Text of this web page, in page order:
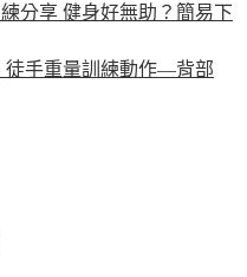
健身好無助？簡易下
徒手重量訓練動作—背部